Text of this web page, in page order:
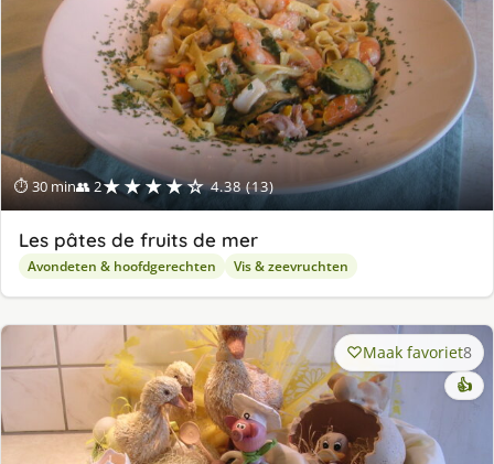
⏱ 30 min👥 2★★★★☆ 4.38 (13)
Les pâtes de fruits de mer
Avondeten & hoofdgerechten Vis & zeevruchten
Maak favoriet8
👍